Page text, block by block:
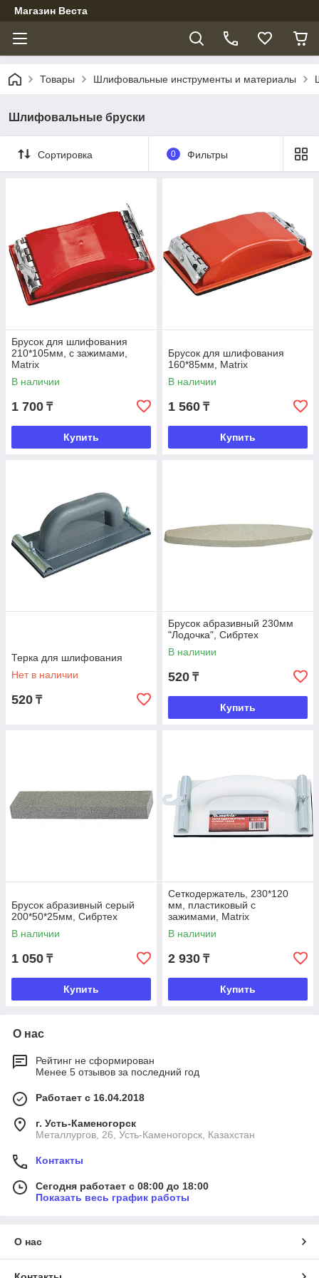
Магазин Веста
Товары Шлифовальные инструменты и материалы
Шлифовальные бруски
Сортировка 0 Фильтры
Брусок для шлифования
210*105мм, с зажимами,
Matrix
В наличии
1 700 ₸
Купить
Брусок для шлифования
160*85мм, Matrix
В наличии
1 560 ₸
Купить
Терка для шлифования
Нет в наличии
520 ₸
Брусок абразивный 230мм
"Лодочка", Сибртех
В наличии
520 ₸
Купить
Брусок абразивный серый
200*50*25мм, Сибртех
В наличии
1 050 ₸
Купить
Сеткодержатель, 230*120
мм, пластиковый с
зажимами, Matrix
В наличии
2 930 ₸
Купить
О нас
Рейтинг не сформирован
Менее 5 отзывов за последний год
Работает с 16.04.2018
г. Усть-Каменогорск
Металлургов, 26, Усть-Каменогорск, Казахстан
Контакты
Сегодня работает с 08:00 до 18:00
Показать весь график работы
О нас